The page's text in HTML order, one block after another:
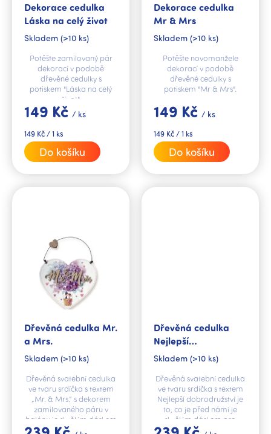
Dekorace cedulka
Láska na celý život
Skladem (>10 ks)
149 Kč / ks
Měrná
cena:
149 Kč / 1 ks
Do košíku
Potěšte zamilovaný pár
dekorací v podobě
dřevěné cedulky s
potiskem "Láska na celý
život".
Dekorace cedulka
Mr & Mrs
Skladem (>10 ks)
149 Kč / ks
Měrná
cena:
149 Kč / 1 ks
Do košíku
Potěšte novomanžele
dekorací v podobě
dřevěné cedulky s
potiskem "Mr & Mrs".
Dřevěná cedulka Mr.
a Mrs.
Skladem (>10 ks)
Dřevěná svatební cedulka
ve tvaru srdíčka s textem
„Mr. & Mrs.“ s dekorem
zamilovaného páru v
balónu je skvělým dárkem
pro novomanžele.
Dřevěná cedulka
Nejlepší
dobrodružství
Skladem (>10 ks)
Dřevěná svatební cedulka
ve tvaru srdíčka s textem
Nejlepší dobrodružství je
to, co je před námi je
skvělým dárkem pro
novomanžele.